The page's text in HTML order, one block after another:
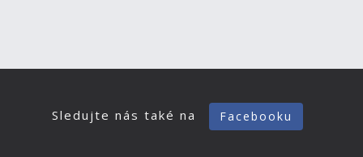
Sledujte nás také na Facebooku